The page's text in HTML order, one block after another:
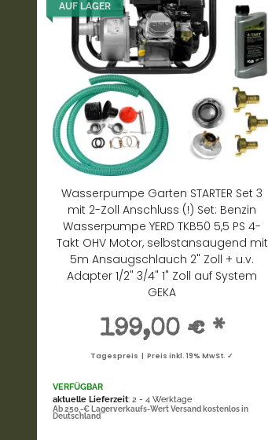
AUF LAGER
Wasserpumpe Garten STARTER Set 3
mit 2-Zoll Anschluss (!) Set: Benzin
Wasserpumpe YERD TKB50 5,5 PS 4-
Takt OHV Motor, selbstansaugend mit
5m Ansaugschlauch 2" Zoll + u.v.
Adapter 1/2" 3/4" 1" Zoll auf System
GEKA
199,00 € *
Tagespreis | Preis inkl. 19% MwSt. ✓
VERFÜGBAR
aktuelle Lieferzeit: 2 - 4 Werktage
Ab 250,-€ Lagerverkaufs-Wert Versand kostenlos in
Deutschland